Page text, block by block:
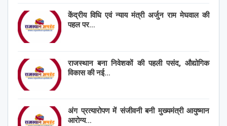
केंद्रीय विधि एवं न्याय मंत्री अर्जुन राम मेघवाल की
पहल पर…
राजस्थान बना निवेशकों की पहली पसंद, औद्योगिक
विकास की नई…
अंग प्रत्यारोपण में संजीवनी बनी मुख्यमंत्री आयुष्मान
आरोग्य…